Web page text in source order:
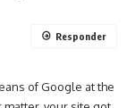
of Google at the
Responder